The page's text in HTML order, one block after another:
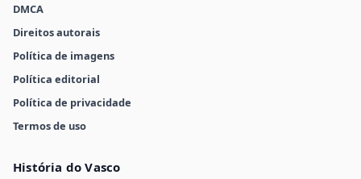
DMCA
Direitos autorais
Política de imagens
Política editorial
Política de privacidade
Termos de uso
História do Vasco